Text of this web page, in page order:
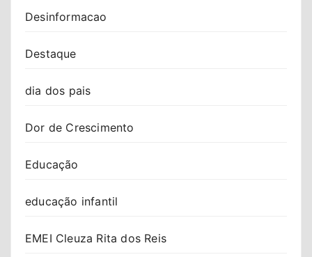
Desinformacao
Destaque
dia dos pais
Dor de Crescimento
Educação
educação infantil
EMEI Cleuza Rita dos Reis